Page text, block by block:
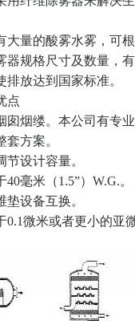
大量的酸雾水雾，可
器规格尺寸及数量，
排放达到国家标准。
点
烟缕。本公司有专
套方案。
设计容量。
毫米（1.5”）W.G.。
设备互换。
微米或者更小的亚